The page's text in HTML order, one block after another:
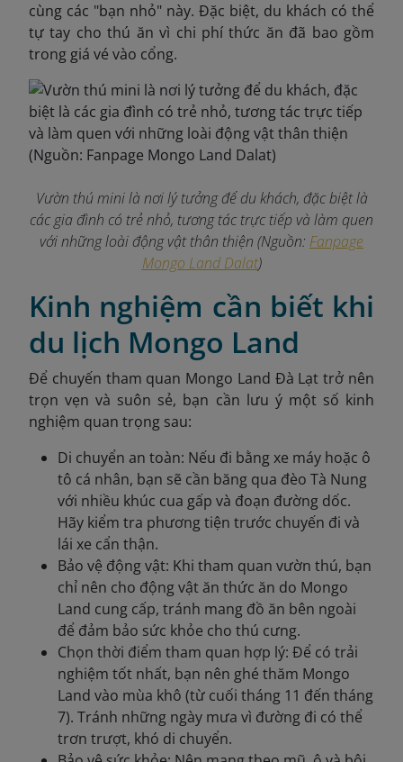
cùng các "bạn nhỏ" này. Đặc biệt, du khách có thể
tự tay cho thú ăn vì chi phí thức ăn đã bao gồm
trong giá vé vào cổng.
Vườn thú mini là nơi lý tưởng để du khách, đặc biệt là
các gia đình có trẻ nhỏ, tương tác trực tiếp và làm quen
với những loài động vật thân thiện (Nguồn: Fanpage
Mongo Land Dalat)
Kinh nghiệm cần biết khi
du lịch Mongo Land
Để chuyến tham quan Mongo Land Đà Lạt trở nên
trọn vẹn và suôn sẻ, bạn cần lưu ý một số kinh
nghiệm quan trọng sau:
Di chuyển an toàn: Nếu đi bằng xe máy hoặc ô
tô cá nhân, bạn sẽ cần băng qua đèo Tà Nung
với nhiều khúc cua gấp và đoạn đường dốc.
Hãy kiểm tra phương tiện trước chuyến đi và
lái xe cẩn thận.
Bảo vệ động vật: Khi tham quan vườn thú, bạn
chỉ nên cho động vật ăn thức ăn do Mongo
Land cung cấp, tránh mang đồ ăn bên ngoài
để đảm bảo sức khỏe cho thú cưng.
Chọn thời điểm tham quan hợp lý: Để có trải
nghiệm tốt nhất, bạn nên ghé thăm Mongo
Land vào mùa khô (từ cuối tháng 11 đến tháng
7). Tránh những ngày mưa vì đường đi có thể
trơn trượt, khó di chuyển.